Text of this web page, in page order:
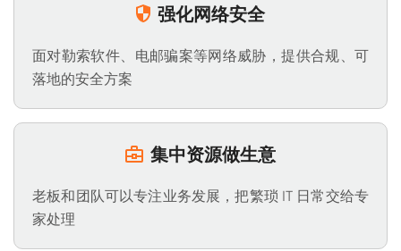
强化网络安全
面对勒索软件、电邮骗案等网络威胁，提供合规、可
落地的安全方案
集中资源做生意
老板和团队可以专注业务发展，把繁琐 IT 日常交给专
家处理